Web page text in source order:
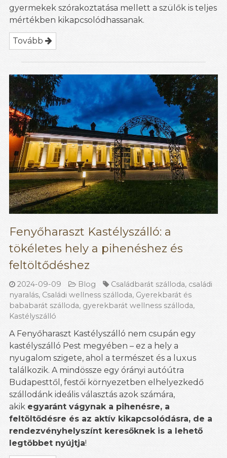
gyermekek szórakoztatása mellett a szülők is teljes
mértékben kikapcsolódhassanak.
Tovább
Fenyőharaszt Kastélyszálló: a
tökéletes hely a pihenéshez és
feltöltődéshez
2024-09-09 Blog Családbarát szálloda, családi
nyaralás, Családi wellness szálloda, Gyerekbarát és
bababarát szálloda, gyerekbarát wellness szálloda,
Kastélyszálló
A Fenyőharaszt Kastélyszálló nem csupán egy
kastélyszálló Pest megyében – ez a hely a
nyugalom szigete, ahol a természet és a luxus
találkozik. A mindössze egy órányi autóútra
Budapesttől, festői környezetben elhelyezkedő
szállodánk ideális választás azok számára,
akik egyaránt vágynak a pihenésre, a
feltöltődésre és az aktív kikapcsolódásra, de a
rendezvényhelyszínt keresőknek is a lehető
legtöbbet nyújtja!